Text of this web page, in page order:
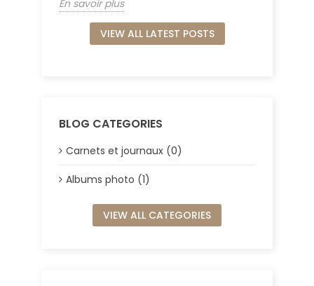
En savoir plus
VIEW ALL LATEST POSTS
BLOG CATEGORIES
Carnets et journaux (0)
Albums photo (1)
VIEW ALL CATEGORIES